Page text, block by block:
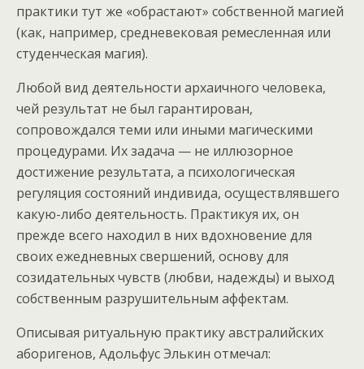
практики тут же «обрастают» собственной магией
(как, например, средневековая ремесленная или
студенческая магия).
Любой вид деятельности архаичного человека,
чей результат не был гарантирован,
сопровождался теми или иными магическими
процедурами. Их задача — не иллюзорное
достижение результата, а психологическая
регуляция состояний индивида, осуществлявшего
какую-либо деятельность. Практикуя их, он
прежде всего находил в них вдохновение для
своих ежедневных свершений, основу для
созидательных чувств (любви, надежды) и выход
собственным разрушительным аффектам.
Описывая ритуальную практику австралийских
аборигенов, Адольфус Элькин отмечал: